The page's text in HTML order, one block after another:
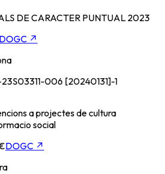
DE CARACTER PUNTUAL 2023
DOGC ↗
23S03311-006 [20240131]-1
a projectes de cultura
social
DOGC ↗